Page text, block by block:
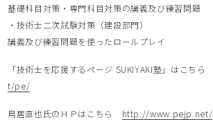
基礎科目対策・専門科目対策の講義及び練習問題
・技術士二次試験対策（建設部門）
講義及び練習問題を使ったロールプレイ
「技術士を応援するページ SUKIYAKI塾」はこちら
t/pe/
鳥居直也氏のＨＰはこちら http://www.pejp.net/